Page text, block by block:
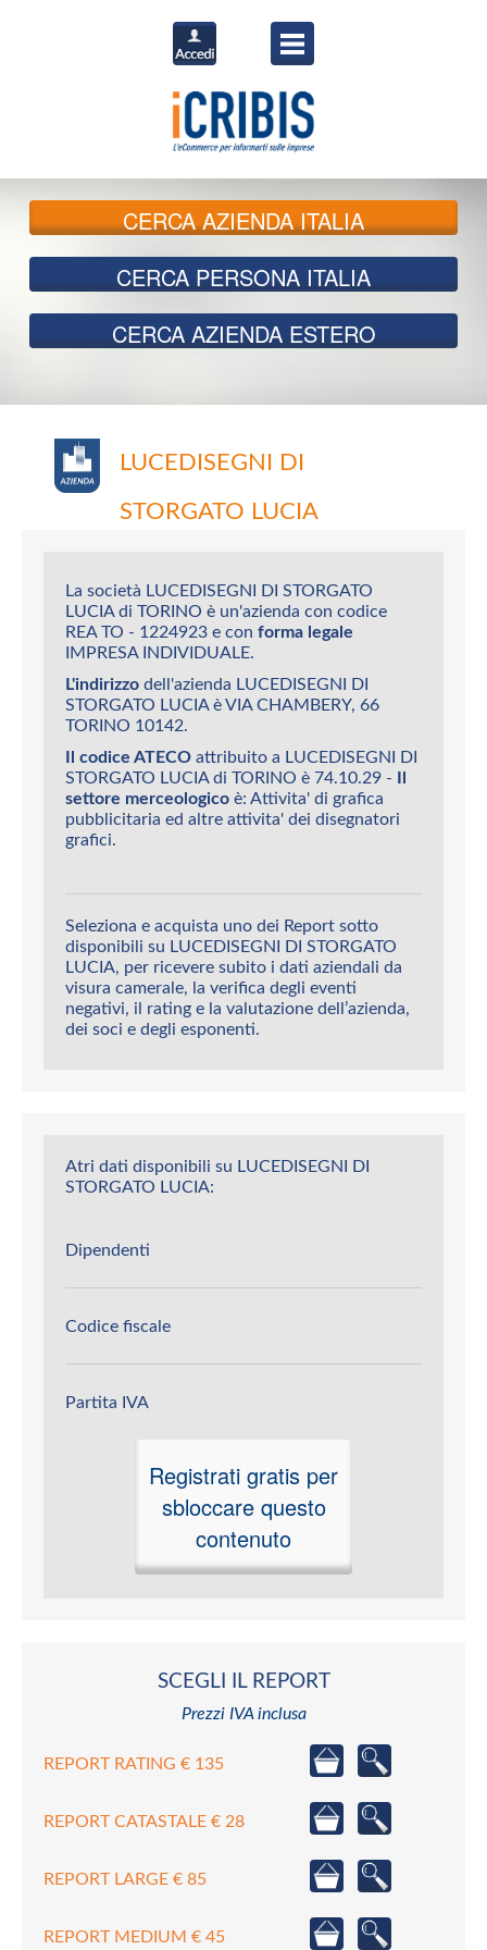
CERCAAZIENDA ITALIA
CERCA PERSONA ITALIA
CERCA AZIENDA ESTERO
LUCEDISEGNI DI
STORGATO LUCIA
La società LUCEDISEGNI DI STORGATO
LUCIA di TORINO è un'azienda con codice
REA TO - 1224923 e con forma legale
IMPRESA INDIVIDUALE.
L'indirizzo dell'azienda LUCEDISEGNI DI
STORGATO LUCIA è VIA CHAMBERY, 66
TORINO 10142.
Il codice ATECO attribuito a LUCEDISEGNI DI
STORGATO LUCIA di TORINO è 74.10.29 - Il
settore merceologico è: Attivita' di grafica
pubblicitaria ed altre attivita' dei disegnatori
grafici.
Seleziona e acquista uno dei Report sotto
disponibili su LUCEDISEGNI DI STORGATO
LUCIA, per ricevere subito i dati aziendali da
visura camerale, la verifica degli eventi
negativi, il rating e la valutazione dell’azienda,
dei soci e degli esponenti.
Atri dati disponibili su LUCEDISEGNI DI
STORGATO LUCIA:
Dipendenti
Codice fiscale
Partita IVA
Registrati gratis per
sbloccare questo
contenuto
SCEGLI IL REPORT
Prezzi IVA inclusa
REPORT RATING € 135
REPORT CATASTALE € 28
REPORT LARGE € 85
REPORT MEDIUM € 45